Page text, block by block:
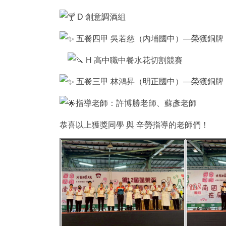
D 創意調酒組
五餐四甲 吳若慈（內埔國中）—榮獲銅
H 高中職中餐水花切割競賽
五餐三甲 林鴻昇（明正國中）—榮獲銅牌
指導老師：許博勝老師、蘇彥老師
恭喜以上獲獎同學 與 辛勞指導的老師們！